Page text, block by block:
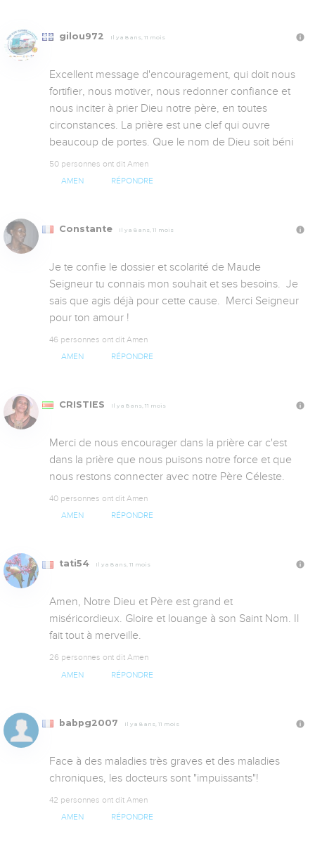
gilou972 Il y a 8 ans, 11 mois
Excellent message d'encouragement, qui doit nous
fortifier, nous motiver, nous redonner confiance et
nous inciter à prier Dieu notre père, en toutes
circonstances. La prière est une clef qui ouvre
beaucoup de portes. Que le nom de Dieu soit béni
50 personnes ont dit Amen
AMEN RÉPONDRE
Constante Il y a 8 ans, 11 mois
Je te confie le dossier et scolarité de Maude
Seigneur tu connais mon souhait et ses besoins.  Je
sais que agis déjà pour cette cause.  Merci Seigneur
pour ton amour !
46 personnes ont dit Amen
AMEN RÉPONDRE
CRISTIES Il y a 8 ans, 11 mois
Merci de nous encourager dans la prière car c'est
dans la prière que nous puisons notre force et que
nous restons connecter avec notre Père Céleste.
40 personnes ont dit Amen
AMEN RÉPONDRE
tati54 Il y a 8 ans, 11 mois
Amen, Notre Dieu et Père est grand et
miséricordieux. Gloire et louange à son Saint Nom. Il
fait tout à merveille.
26 personnes ont dit Amen
AMEN RÉPONDRE
babpg2007 Il y a 8 ans, 11 mois
Face à des maladies très graves et des maladies
chroniques, les docteurs sont "impuissants"!
42 personnes ont dit Amen
AMEN RÉPONDRE